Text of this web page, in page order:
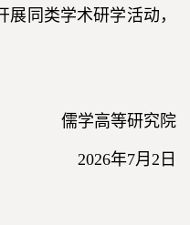
同类学术研学活动，
儒学高等研究院
2026年7月2日